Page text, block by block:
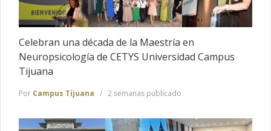
Celebran una década de la Maestría en
Neuropsicología de CETYS Universidad Campus
Tijuana
Por Campus Tijuana 2 semanas publicado